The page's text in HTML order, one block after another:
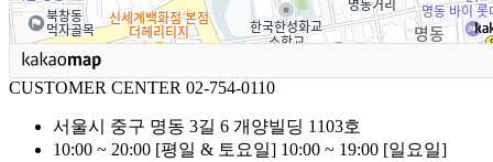
CUSTOMER CENTER 02-754-0110
서울시 중구 명동 3길 6 개양빌딩 1103호
10:00 ~ 20:00 [평일 & 토요일] 10:00 ~ 19:00 [일요일]